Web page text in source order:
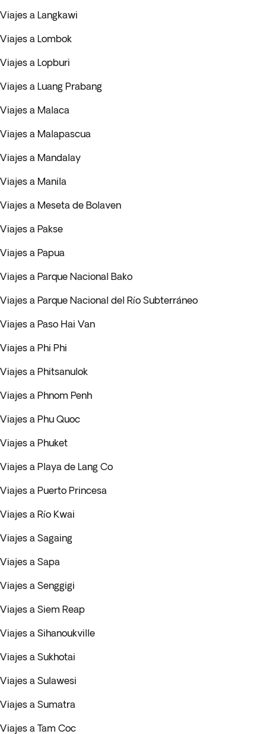
Viajes a Langkawi
Viajes a Lombok
Viajes a Lopburi
Viajes a Luang Prabang
Viajes a Malaca
Viajes a Malapascua
Viajes a Mandalay
Viajes a Manila
Viajes a Meseta de Bolaven
Viajes a Pakse
Viajes a Papua
Viajes a Parque Nacional Bako
Viajes a Parque Nacional del Río Subterráneo
Viajes a Paso Hai Van
Viajes a Phi Phi
Viajes a Phitsanulok
Viajes a Phnom Penh
Viajes a Phu Quoc
Viajes a Phuket
Viajes a Playa de Lang Co
Viajes a Puerto Princesa
Viajes a Río Kwai
Viajes a Sagaing
Viajes a Sapa
Viajes a Senggigi
Viajes a Siem Reap
Viajes a Sihanoukville
Viajes a Sukhotai
Viajes a Sulawesi
Viajes a Sumatra
Viajes a Tam Coc